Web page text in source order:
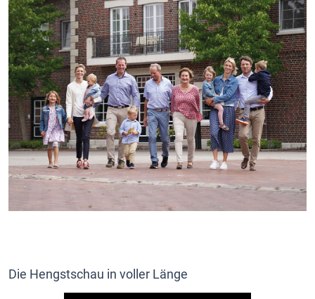
Die Hengstschau in voller Länge